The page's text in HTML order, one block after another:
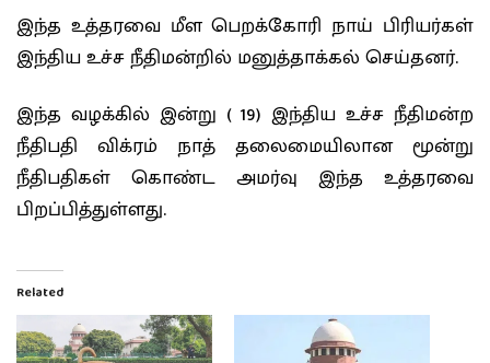
இந்த உத்தரவை மீள பெறக்கோரி நாய் பிரியர்கள்
இந்திய உச்ச நீதிமன்றில் மனுத்தாக்கல் செய்தனர்.
இந்த வழக்கில் இன்று ( 19) இந்திய உச்ச நீதிமன்ற
நீதிபதி விக்ரம் நாத் தலைமையிலான மூன்று
நீதிபதிகள் கொண்ட அமர்வு இந்த உத்தரவை
பிறப்பித்துள்ளது.
Related